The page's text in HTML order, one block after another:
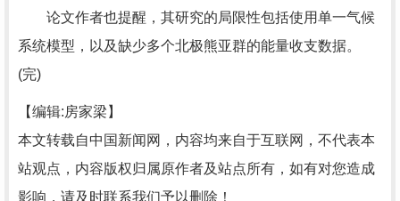
论文作者也提醒，其研究的局限性包括使用单一气候
系统模型，以及缺少多个北极熊亚群的能量收支数据。
(完)
【编辑:房家梁】
本文转载自中国新闻网，内容均来自于互联网，不代表本
站观点，内容版权归属原作者及站点所有，如有对您造成
影响，请及时联系我们予以删除！